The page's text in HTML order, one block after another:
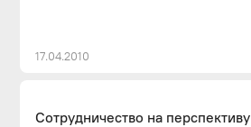
17.04.2010
Сотрудничество на перспективу